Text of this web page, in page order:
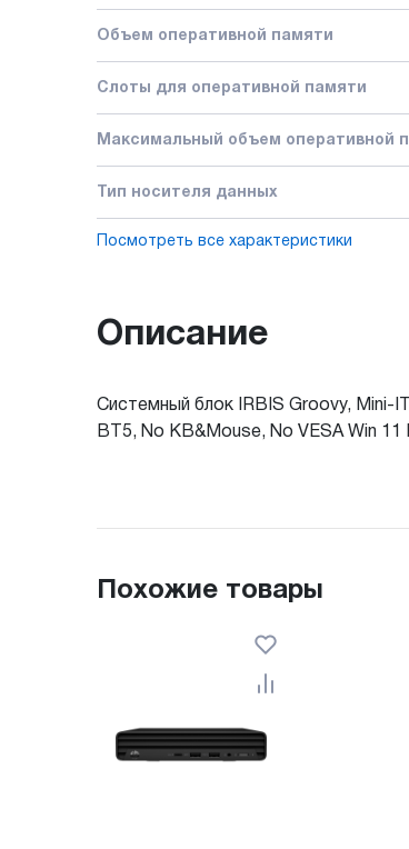
Объем оперативной памяти
Слоты для оперативной памяти
Максимальный объем оперативной
Тип носителя данных
Посмотреть все характеристики
Описание
Системный блок IRBIS Groovy, Mini-
BT5, No KB&Mouse, No VESA Win 11
Похожие товары